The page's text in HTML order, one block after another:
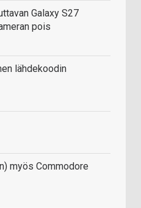
Galaxy S27
pois
lähdekoodin
myös Commodore